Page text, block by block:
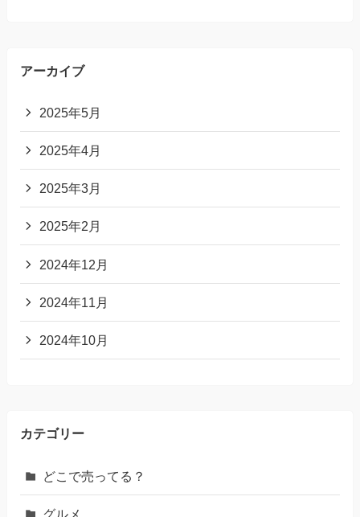
アーカイブ
2025年5月
2025年4月
2025年3月
2025年2月
2024年12月
2024年11月
2024年10月
カテゴリー
どこで売ってる？
グルメ